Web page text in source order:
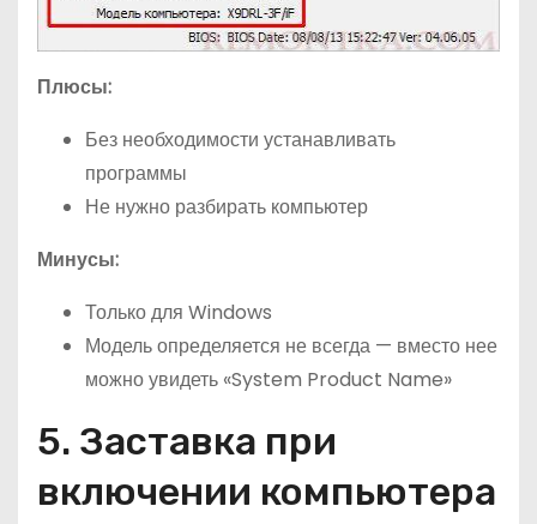
Плюсы:
Без необходимости устанавливать
программы
Не нужно разбирать компьютер
Минусы:
Только для Windows
Модель определяется не всегда — вместо нее
можно увидеть «System Product Name»
5. Заставка при
включении компьютера